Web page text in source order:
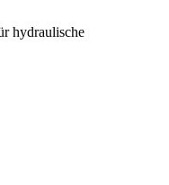
hydraulische